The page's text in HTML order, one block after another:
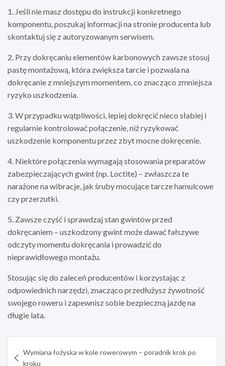
1. Jeśli nie masz dostępu do instrukcji konkretnego
komponentu, poszukaj informacji na stronie producenta lub
skontaktuj się z autoryzowanym serwisem.
2. Przy dokręcaniu elementów karbonowych zawsze stosuj
pastę montażową, która zwiększa tarcie i pozwala na
dokręcanie z mniejszym momentem, co znacząco zmniejsza
ryzyko uszkodzenia.
3. W przypadku wątpliwości, lepiej dokręcić nieco słabiej i
regularnie kontrolować połączenie, niż ryzykować
uszkodzenie komponentu przez zbyt mocne dokręcenie.
4. Niektóre połączenia wymagają stosowania preparatów
zabezpieczających gwint (np. Loctite) – zwłaszcza te
narażone na wibracje, jak śruby mocujące tarcze hamulcowe
czy przerzutki.
5. Zawsze czyść i sprawdzaj stan gwintów przed
dokręcaniem – uszkodzony gwint może dawać fałszywe
odczyty momentu dokręcania i prowadzić do
nieprawidłowego montażu.
Stosując się do zaleceń producentów i korzystając z
odpowiednich narzędzi, znacząco przedłużysz żywotność
swojego roweru i zapewnisz sobie bezpieczną jazdę na
długie lata.
wpisu
Wymiana łożyska w kole rowerowym – poradnik krok po
kroku